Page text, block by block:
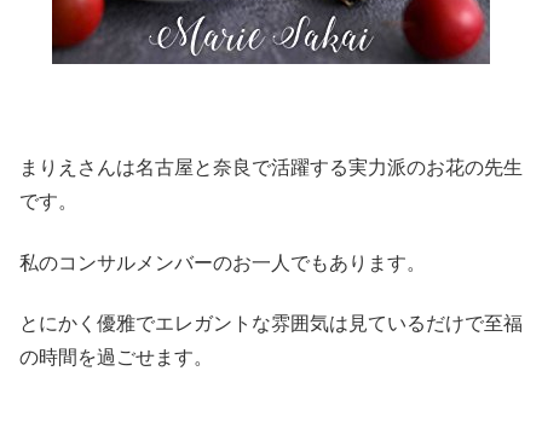
まりえさんは名古屋と奈良で活躍する実力派のお花の先生
です。
私のコンサルメンバーのお一人でもあります。
とにかく優雅でエレガントな雰囲気は見ているだけで至福
の時間を過ごせます。